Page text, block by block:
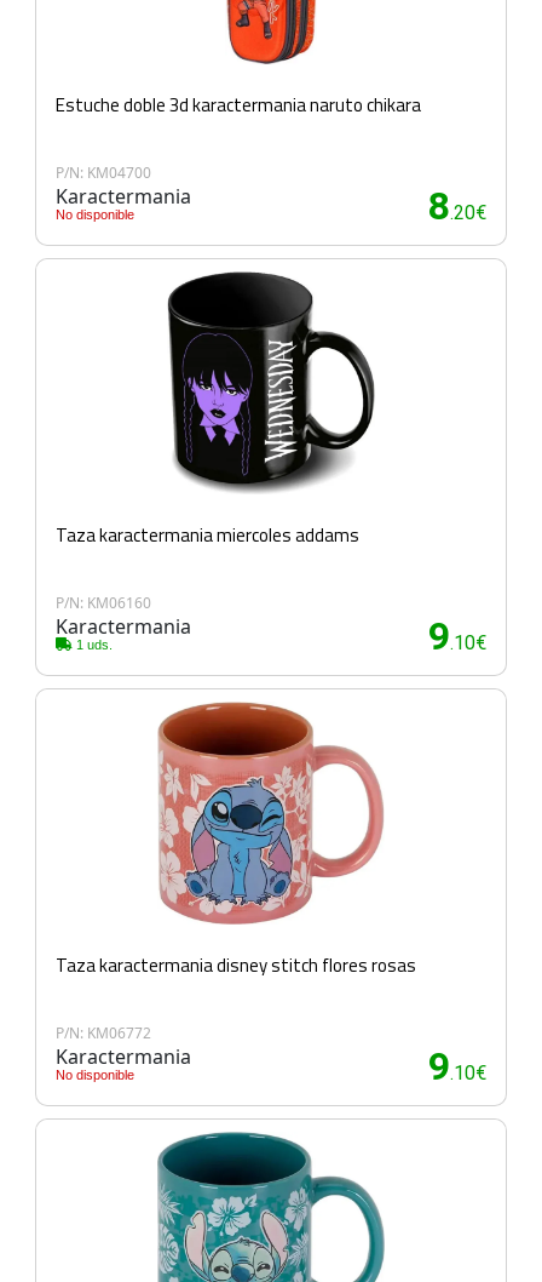
Estuche doble 3d karactermania naruto chikara
P/N: KM04700
Karactermania
No disponible 8.20€
Taza karactermania miercoles addams
P/N: KM06160
Karactermania
1 uds. 9.10€
Taza karactermania disney stitch flores rosas
P/N: KM06772
Karactermania
No disponible 9.10€